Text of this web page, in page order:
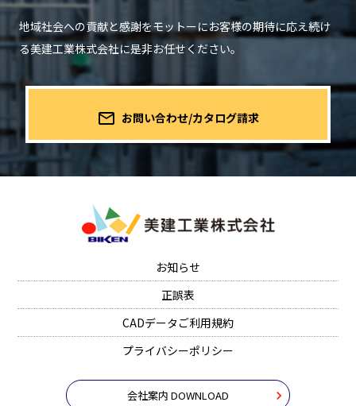
地域社会への貢献と感謝をモットーにお客様の期待に応え続け
る美建工業株式会社に是非お任せください。
mail_outline お問い合わせ/カタログ請求
お知らせ
正誤表
CADデータご利用規約
プライバシーポリシー
会社案内 DOWNLOAD